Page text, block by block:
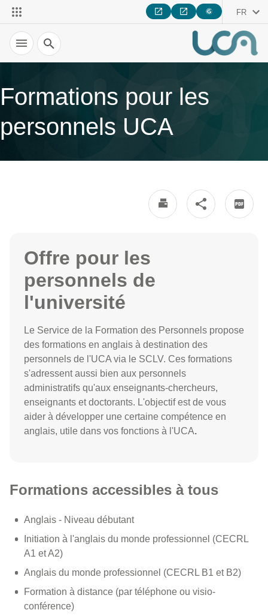
FR
Recherche
Formations pour les
personnels UCA
Offre pour les
personnels de
l'université
Le Service de la Formation des Personnels propose
des formations en anglais à destination des
personnels de l'UCA via le SCLV. Ces formations
s'adressent aussi bien aux personnels
administratifs qu'aux enseignants-chercheurs,
enseignants et doctorants. L'objectif est de vous
aider à développer une certaine compétence en
anglais, utile dans vos fonctions à l'UCA.
Formations accessibles à tous
Anglais - Niveau débutant
Initiation à l'anglais du monde professionnel (CECRL
A1 et A2)
Anglais du monde professionnel (CECRL B1 et B2)
Formation à distance (par téléphone ou visio-
conférence)